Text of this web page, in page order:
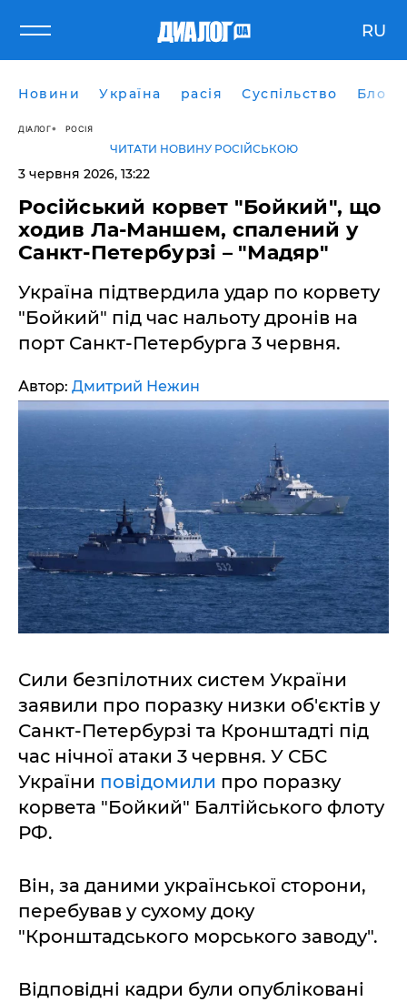
RU
Новини Україна расія Суспільство Блоги
ДІАЛОГ РОСІЯ
ЧИТАТИ НОВИНУ РОСІЙСЬКОЮ
3 червня 2026, 13:22
Російський корвет "Бойкий", що
ходив Ла-Маншем, спалений у
Санкт-Петербурзі – "Мадяр"
Україна підтвердила удар по корвету
"Бойкий" під час нальоту дронів на
порт Санкт-Петербурга 3 червня.
Автор: Дмитрий Нежин
Сили безпілотних систем України
заявили про поразку низки об'єктів у
Санкт-Петербурзі та Кронштадті під
час нічної атаки 3 червня. У СБС
України повідомили про поразку
корвета "Бойкий" Балтійського флоту
РФ.
Він, за даними української сторони,
перебував у сухому доку
"Кронштадського морського заводу".
Відповідні кадри були опубліковані